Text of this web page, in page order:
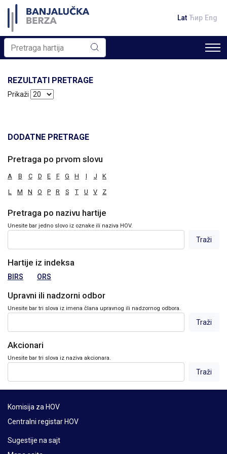
Lat Ћир Eng
REZULTATI PRETRAGE
Prikaži
DODATNE PRETRAGE
Pretraga po prvom slovu
A B C D E F G H I J K
L M N O P R S T U V Z
Pretraga po nazivu hartije
Unesite bar jedno slovo iz oznake ili naziva HOV.
Hartije iz indeksa
BIRS ORS
Upravni ili nadzorni odbor
Unesite bar tri slova iz imena člana upravnog ili nadzornog odbora.
Akcionari
Unesite bar tri slova iz naziva akcionara.
Komisija za HOV
Centralni registar HOV
Sugestije na sajt